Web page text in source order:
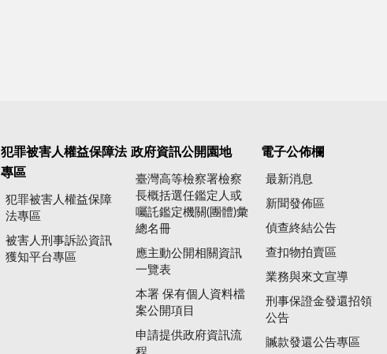
犯罪被害人權益保障法
專區
犯罪被害人權益保障
法專區
被害人刑事訴訟資訊
獲知平台專區
政府資訊公開園地
臺灣高等檢察署檢察
長概括選任鑑定人或
囑託鑑定機關(團體)彙
總名冊
應主動公開相關資訊
一覽表
本署 保有個人資料檔
案公開項目
申請提供政府資訊流
電子公佈欄
最新消息
新聞發佈區
偵查終結公告
查扣物拍賣區
業務與來文宣導
刑事保證金發還招領
公告
贓款發還公告專區